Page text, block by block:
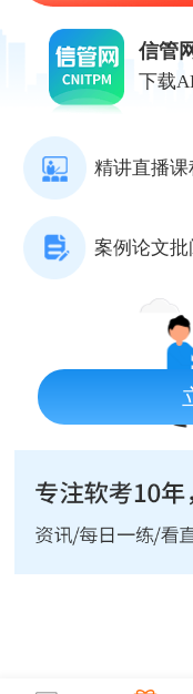
信管
下载
精讲直播课
案例论文批